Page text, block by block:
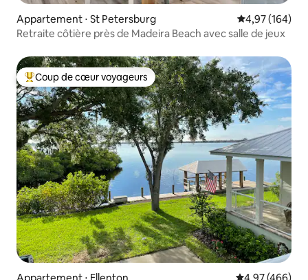
Appartement ⋅ St Petersburg Évaluation
4,97 (164)
Retraite côtière près de Madeira Beach avec salle de jeux
Coups de cœur voyageurs les plus appréciés
Coup de cœur voyageurs